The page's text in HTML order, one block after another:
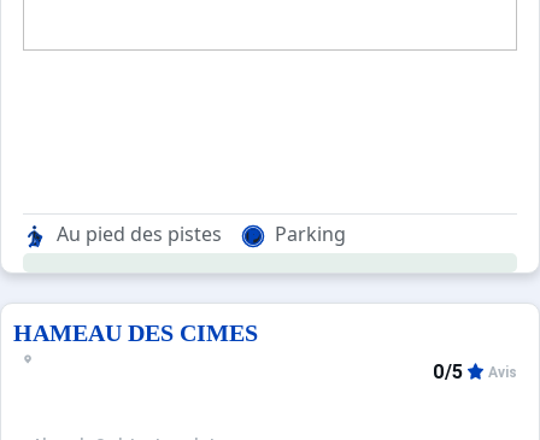
Au pied des pistes Parking
HAMEAU DES CIMES
0/5 Avis